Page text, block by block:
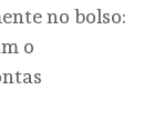
no bolso:
o